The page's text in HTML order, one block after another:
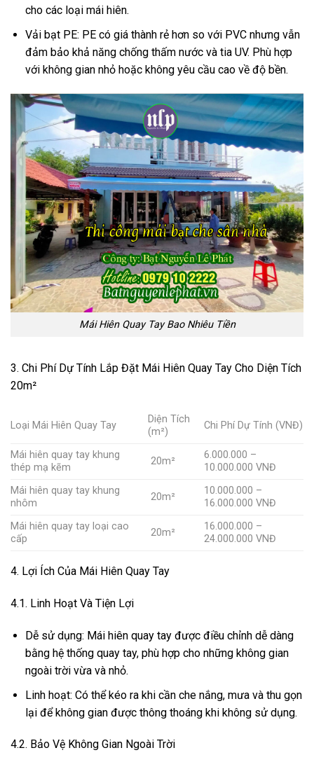
cho các loại mái hiên.
Vải bạt PE: PE có giá thành rẻ hơn so với PVC nhưng vẫn
đảm bảo khả năng chống thấm nước và tia UV. Phù hợp
với không gian nhỏ hoặc không yêu cầu cao về độ bền.
Mái Hiên Quay Tay Bao Nhiêu Tiền
3. Chi Phí Dự Tính Lắp Đặt Mái Hiên Quay Tay Cho Diện Tích
20m²
Loại Mái Hiên Quay Tay
Diện Tích
(m²)
Chi Phí Dự Tính (VNĐ)
Mái hiên quay tay khung
thép mạ kẽm
20m²
6.000.000 –
10.000.000 VNĐ
Mái hiên quay tay khung
nhôm
20m²
10.000.000 –
16.000.000 VNĐ
Mái hiên quay tay loại cao
cấp
20m²
16.000.000 –
24.000.000 VNĐ
4. Lợi Ích Của Mái Hiên Quay Tay
4.1. Linh Hoạt Và Tiện Lợi
Dễ sử dụng: Mái hiên quay tay được điều chỉnh dễ dàng
bằng hệ thống quay tay, phù hợp cho những không gian
ngoài trời vừa và nhỏ.
Linh hoạt: Có thể kéo ra khi cần che nắng, mưa và thu gọn
lại để không gian được thông thoáng khi không sử dụng.
4.2. Bảo Vệ Không Gian Ngoài Trời